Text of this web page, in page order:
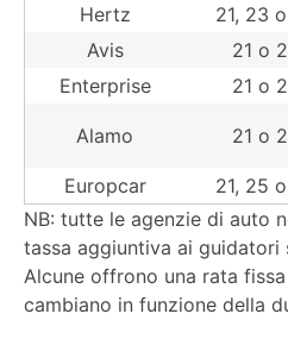
Hertz
21, 23
Avis
21 o
Enterprise
21 o
Alamo 21 o
Europcar
21, 25
NB: tutte le agenzie di auto
tassa aggiuntiva ai
Alcune offrono una rata
cambiano in funzione della